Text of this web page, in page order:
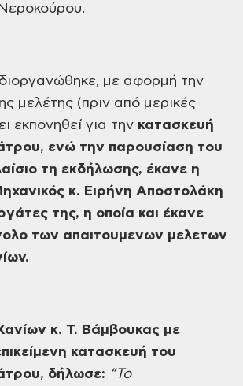
με αφορμή την
μελέτης (πριν από μερικές
εκπονηθεί για την κατασκευή
ενώ την παρουσίαση του
τη εκδήλωσης, έκανε η
κ. Ειρήνη Αποστολάκη
της, η οποία και έκανε
των απαιτουμενων μελετων
κ. Τ. Βάμβουκας με
κατασκευή του
δήλωσε: “Το